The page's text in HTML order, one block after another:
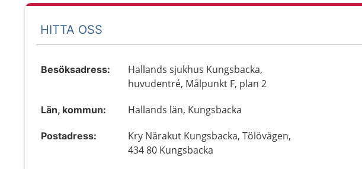
HITTA OSS
Besöksadress:
Hallands sjukhus Kungsbacka,
huvudentré, Målpunkt F, plan 2
Län, kommun: Hallands län, Kungsbacka
Postadress:
Kry Närakut Kungsbacka, Tölövägen,
434 80 Kungsbacka